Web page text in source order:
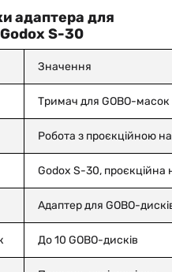
адаптера для
S-30
Значення
Тримач для GOBO-масок
Робота з проєкційною
Godox S-30, проєкційна
Адаптер для GOBO-
До 10 GOBO-дисків